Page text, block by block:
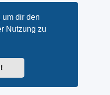
um dir den
Nutzung zu